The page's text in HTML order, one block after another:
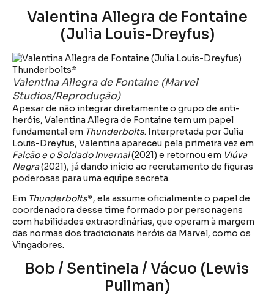
Valentina Allegra de Fontaine
(Julia Louis-Dreyfus)
Valentina Allegra de Fontaine (Marvel
Studios/Reprodução)
Apesar de não integrar diretamente o grupo de anti-
heróis, Valentina Allegra de Fontaine tem um papel
fundamental em Thunderbolts. Interpretada por Julia
Louis-Dreyfus, Valentina apareceu pela primeira vez em
Falcão e o Soldado Invernal(2021) e retornou em Viúva
Negra(2021), já dando início ao recrutamento de figuras
poderosas para uma equipe secreta.
Em Thunderbolts*, ela assume oficialmente o papel de
coordenadora desse time formado por personagens
com habilidades extraordinárias, que operam à margem
das normas dos tradicionais heróis da Marvel, como os
Vingadores.
Bob / Sentinela / Vácuo (Lewis
Pullman)